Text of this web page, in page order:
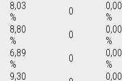
8,03
%
0
0,00
%
8,80
%
0
0,00
%
6,89
%
0
0,00
%
9,30
0,00